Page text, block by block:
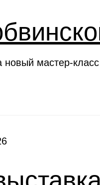
новый мастер-класс